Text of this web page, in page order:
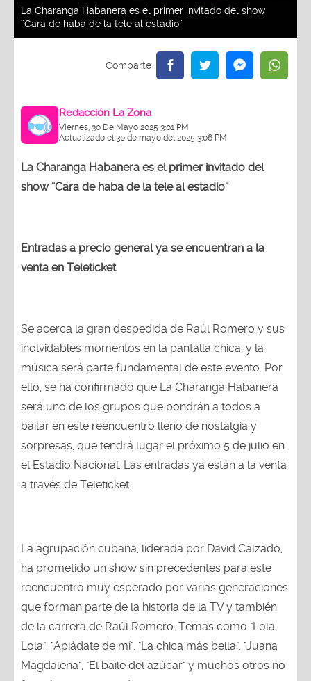
La Charanga Habanera es el primer invitado del show
¨Cara de haba de la tele al estadio¨
Redacción La Zona
Viernes, 30 De Mayo 2025 3:01 PM
Actualizado el 30 de mayo del 2025 3:06 PM
La Charanga Habanera es el primer invitado del
show ¨Cara de haba de la tele al estadio¨
Entradas a precio general ya se encuentran a la
venta en Teleticket
Se acerca la gran despedida de Raúl Romero y sus
inolvidables momentos en la pantalla chica, y la
música será parte fundamental de este evento. Por
ello, se ha confirmado que La Charanga Habanera
será uno de los grupos que pondrán a todos a
bailar en este reencuentro lleno de nostalgia y
sorpresas, que tendrá lugar el próximo 5 de julio en
el Estadio Nacional. Las entradas ya están a la venta
a través de Teleticket.
La agrupación cubana, liderada por David Calzado,
ha prometido un show sin precedentes para este
reencuentro muy esperado por varias generaciones
que forman parte de la historia de la TV y también
de la carrera de Raúl Romero. Temas como "Lola
Lola", "Apiádate de mí", "La chica más bella", "Juana
Magdalena", "El baile del azúcar" y muchos otros no